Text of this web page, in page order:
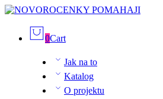
0Cart
Jak na to
Katalog
O projektu